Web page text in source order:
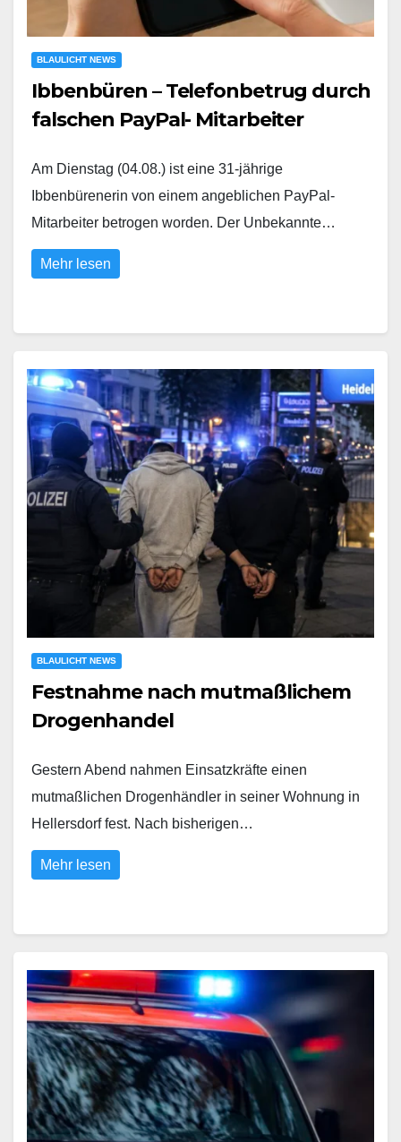
BLAULICHT NEWS
Ibbenbüren – Telefonbetrug durch
falschen PayPal- Mitarbeiter
Am Dienstag (04.08.) ist eine 31-jährige
Ibbenbürenerin von einem angeblichen PayPal-
Mitarbeiter betrogen worden. Der Unbekannte…
Mehr lesen
BLAULICHT NEWS
Festnahme nach mutmaßlichem
Drogenhandel
Gestern Abend nahmen Einsatzkräfte einen
mutmaßlichen Drogenhändler in seiner Wohnung in
Hellersdorf fest. Nach bisherigen…
Mehr lesen